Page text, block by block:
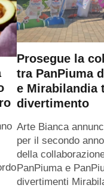
Prosegue la
tra PanPiuma
e Mirabilandia
divertimento
Arte Bianca
per il secondo
della
PanPiuma e
divertimenti